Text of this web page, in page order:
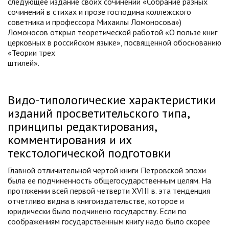
сочинений в стихах и прозе господина коллежского
советника и профессора Михаилы Ломоносова»)
Ломоносов открыл теоретической работой «О пользе книг
церковных в российском языке», посвященной обоснованию
«Теории трех
штилей».
Видо-типологические характеристики
изданий просветительского типа,
принципы редактирования,
комментирования и их
текстологической подготовки
Главной отличительной чертой книги Петровской эпохи
была ее подчиненность общегосударственным целям. На
протяжении всей первой четверти XVIII в. эта тенденция
отчетливо видна в книгоиздательстве, которое и
юридически было подчинено государству. Если по
соображениям государственным книгу надо было скорее